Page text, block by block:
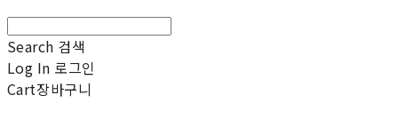
Search 검색
Log In 로그인
Cart장바구니